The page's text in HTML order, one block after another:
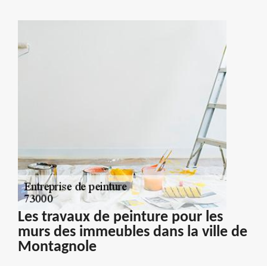
Les travaux de peinture pour les
murs des immeubles dans la ville de
Montagnole